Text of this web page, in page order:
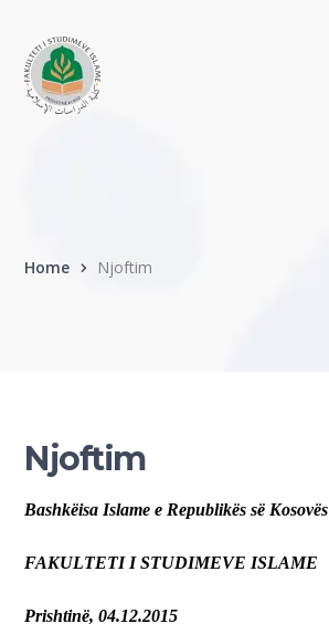
Home Njoftim
Njoftim
Bashkëisa Islame e Republikës së Kosovës
FAKULTETI I STUDIMEVE ISLAME
Prishtinë, 04.12.2015